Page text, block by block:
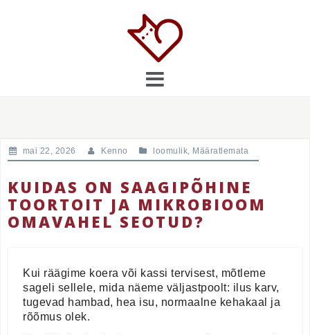
mai 22, 2026 Kenno loomulik, Määratlemata
KUIDAS ON SAAGIPÕHINE
TOORTOIT JA MIKROBIOOM
OMAVAHEL SEOTUD?
Kui räägime koera või kassi tervisest, mõtleme
sageli sellele, mida näeme väljastpoolt: ilus karv,
tugevad hambad, hea isu, normaalne kehakaal ja
rõõmus olek.